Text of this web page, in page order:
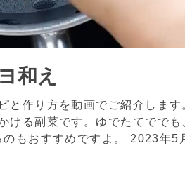
和え
と作り方を動画でご紹介します
ける副菜です。ゆでたてででも
もおすすめですよ。 2023年5